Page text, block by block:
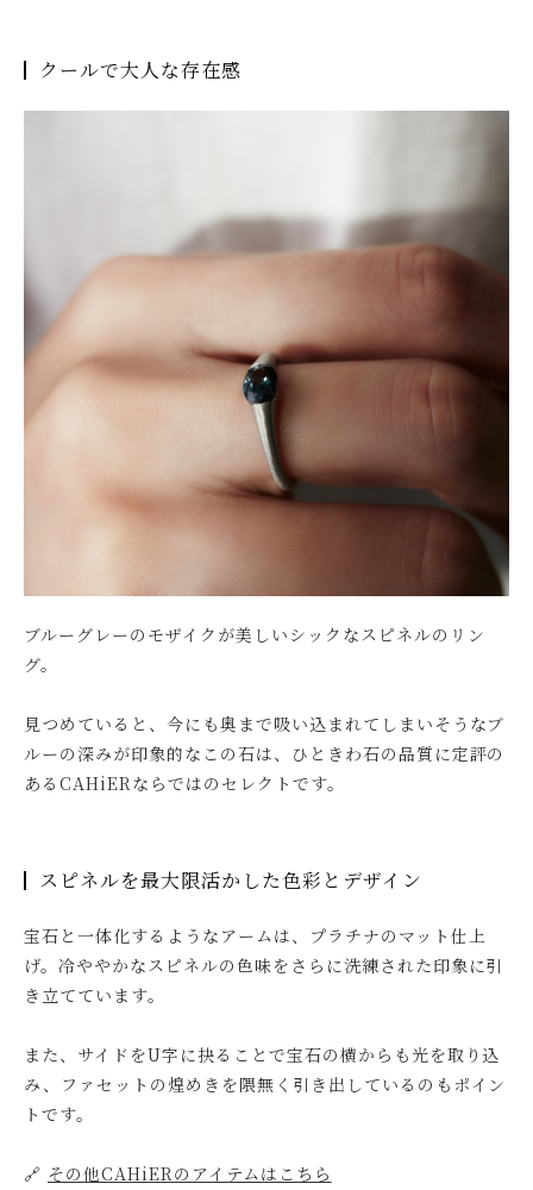
クールで大人な存在感
ブルーグレーのモザイクが美しいシックなスピネルのリン
グ。
見つめていると、今にも奥まで吸い込まれてしまいそうなブ
ルーの深みが印象的なこの石は、ひときわ石の品質に定評の
あるCAHiERならではのセレクトです。
スピネルを最大限活かした色彩とデザイン
宝石と一体化するようなアームは、プラチナのマット仕上
げ。冷ややかなスピネルの色味をさらに洗練された印象に引
き立てています。
また、サイドをU字に抉ることで宝石の横からも光を取り込
み、ファセットの煌めきを隈無く引き出しているのもポイン
トです。
🔗 その他CAHiERのアイテムはこちら